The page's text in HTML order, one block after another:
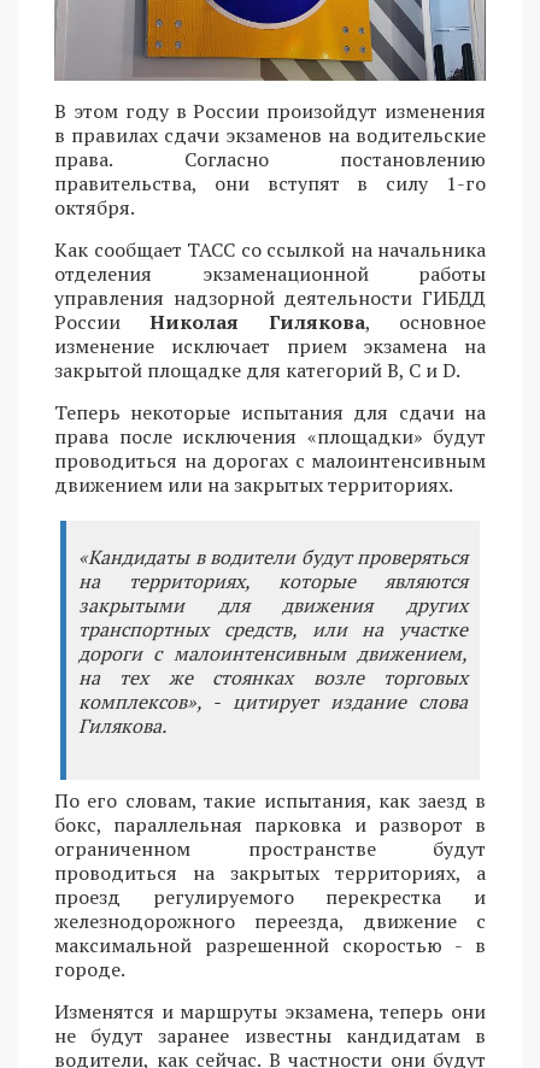
В этом году в России произойдут изменения
в правилах сдачи экзаменов на водительские
права. Согласно постановлению
правительства, они вступят в силу 1-го
октября.
Как сообщает ТАСС со ссылкой на начальника
отделения экзаменационной работы
управления надзорной деятельности ГИБДД
РоссииНиколая Гилякова, основное
изменение исключает прием экзамена на
закрытой площадке для категорий B, C и D.
Теперь некоторые испытания для сдачи на
права после исключения «площадки» будут
проводиться на дорогах с малоинтенсивным
движением или на закрытых территориях.
«Кандидаты в водители будут проверяться
на территориях, которые являются
закрытыми для движения других
транспортных средств, или на участке
дороги с малоинтенсивным движением,
на тех же стоянках возле торговых
комплексов», - цитирует издание слова
Гилякова.
По его словам, такие испытания, как заезд в
бокс, параллельная парковка и разворот в
ограниченном пространстве будут
проводиться на закрытых территориях, а
проезд регулируемого перекрестка и
железнодорожного переезда, движение с
максимальной разрешенной скоростью - в
городе.
Изменятся и маршруты экзамена, теперь они
не будут заранее известны кандидатам в
водители, как сейчас. В частности они будут